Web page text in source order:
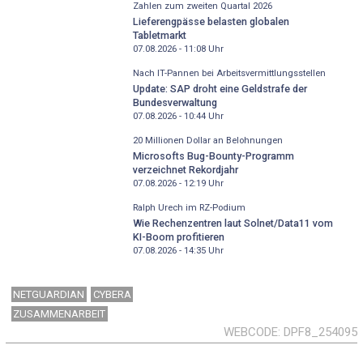
Zahlen zum zweiten Quartal 2026
Lieferengpässe belasten globalen
Tabletmarkt
07.08.2026 - 11:08Uhr
Nach IT-Pannen bei Arbeitsvermittlungsstellen
Update: SAP droht eine Geldstrafe der
Bundesverwaltung
07.08.2026 - 10:44Uhr
20 Millionen Dollar an Belohnungen
Microsofts Bug-Bounty-Programm
verzeichnet Rekordjahr
07.08.2026 - 12:19Uhr
Ralph Urech im RZ-Podium
Wie Rechenzentren laut Solnet/Data11 vom
KI-Boom profitieren
07.08.2026 - 14:35Uhr
NETGUARDIAN
CYBERA
ZUSAMMENARBEIT
WEBCODE DPF8_254095